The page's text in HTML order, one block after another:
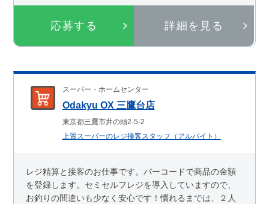
応募する 詳細を見る
スーパー・ホームセンター
Odakyu OX 三鷹台店
東京都三鷹市井の頭2-5-2
上質スーパーのレジ接客スタッフ（アルバイト）
レジ精算と接客のお仕事です。バーコードで商品の金額
を登録します。セミセルフレジを導入していますので、
お釣りの間違いも少なく安心です！慣れるまでは、２人